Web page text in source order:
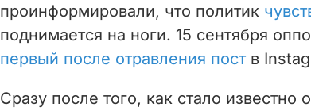
проинформировали, что политик
поднимается на ноги. 15 сентября
первый после отравления поств
Сразу после того, как стало известно